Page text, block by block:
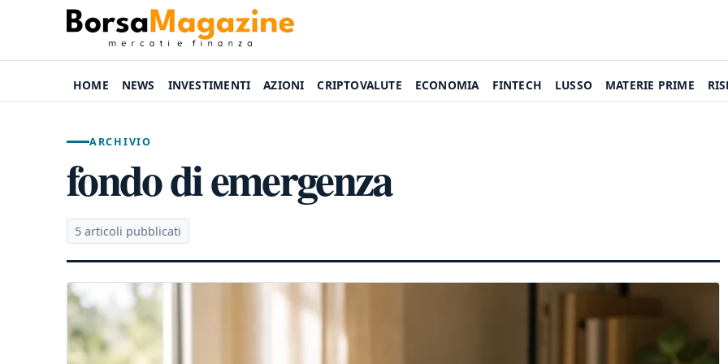
HOME NEWS INVESTIMENTI AZIONI CRIPTOVALUTE ECONOMIA FINTECH LUSSO MATERIE PRIME
ARCHIVIO
fondo di emergenza
5 articoli pubblicati